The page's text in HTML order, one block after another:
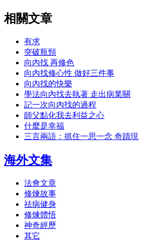
相關文章
有求
突破瓶頸
向內找 再修色
向內找修心性 做好三件事
向內找的快樂
學法向內找去執著 走出病業關
記一次向內找的過程
師父點化我去利益之心
什麼是幸福
三言兩語：抓住一思一念 奇蹟現
海外文集
法會文章
修煉故事
祛病健身
修煉體悟
神奇經歷
其它